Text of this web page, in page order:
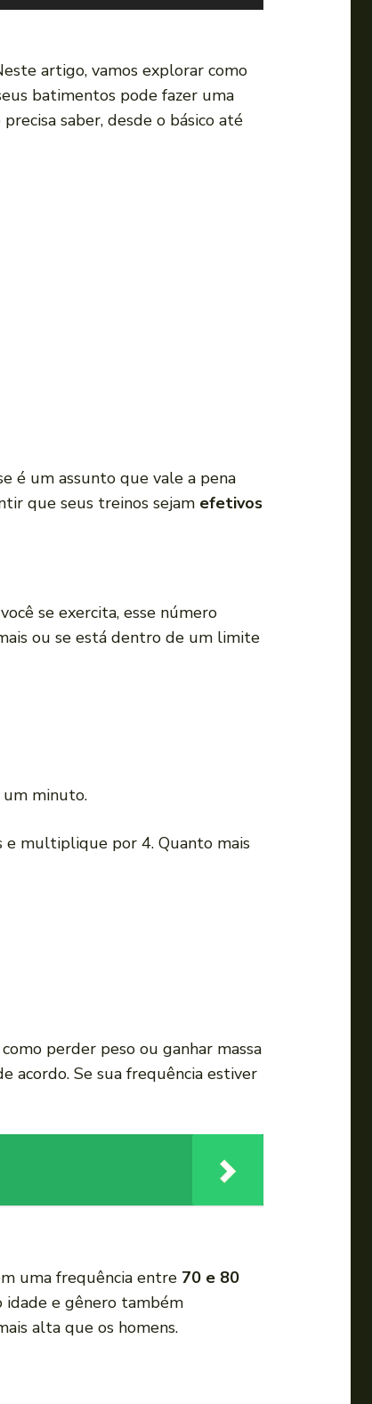
s
p
a
a
i
d
i
i
v
artigo, vamos explorar como
batimentos pode fazer uma
saber, desde o básico até
é um assunto que vale a pena
que seus treinos sejam efetivos
se exercita, esse número
ou se está dentro de um limite
um minuto.
multiplique por 4. Quanto mais
como perder peso ou ganhar massa
acordo. Se sua frequência estiver
uma frequência entre 70 e 80
idade e gênero também
alta que os homens.